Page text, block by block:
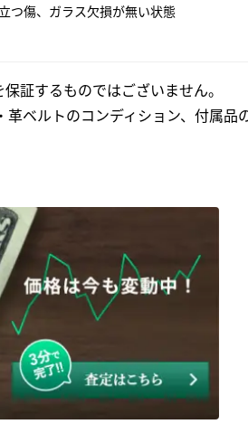
つ傷、ガラス欠損が無い状態
証するものではございません。
ベルトのコンディション、付属品